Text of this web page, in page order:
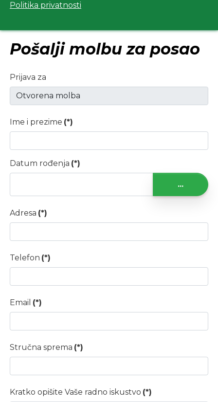
Politika privatnosti
Pošalji molbu za posao
Prijava za
Ime i prezime (*)
Datum rođenja (*)
...
Adresa (*)
Telefon (*)
Email (*)
Stručna sprema (*)
Kratko opišite Vaše radno iskustvo (*)